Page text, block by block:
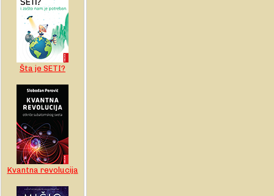
Šta je SETI?
Kvantna revolucija